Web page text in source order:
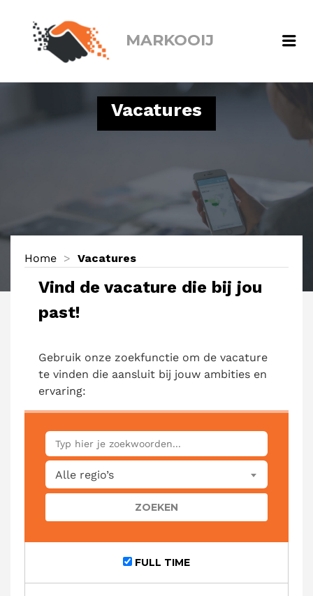
MARKOOIJ
Vacatures
Home > Vacatures
Vind de vacature die bij jou
past!
Gebruik onze zoekfunctie om de vacature
te vinden die aansluit bij jouw ambities en
ervaring:
KEYWORDS
Alle regio’s
FULL TIME